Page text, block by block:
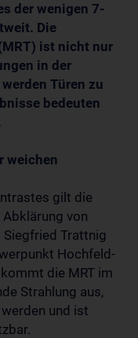
der wenigen 7-
Die
ist nicht nur
in der
Türen zu
bedeuten
weichen
gilt die
von
Siegfried Trattnig
Hochfeld-
die MRT im
Strahlung aus,
und ist